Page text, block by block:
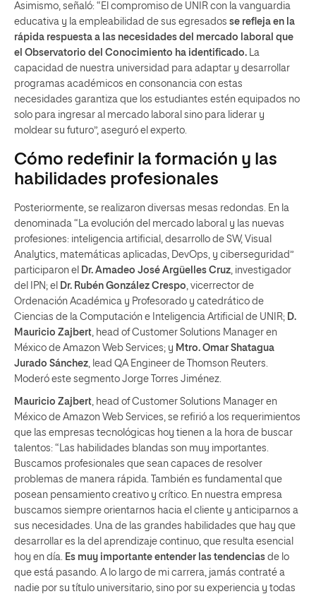
Asimismo, señaló: “El compromiso de UNIR con la vanguardia
educativa y la empleabilidad de sus egresados se refleja en la
rápida respuesta a las necesidades del mercado laboral que
el Observatorio del Conocimiento ha identificado. La
capacidad de nuestra universidad para adaptar y desarrollar
programas académicos en consonancia con estas
necesidades garantiza que los estudiantes estén equipados no
solo para ingresar al mercado laboral sino para liderar y
moldear su futuro”, aseguró el experto.
Cómo redefinir la formación y las
habilidades profesionales
Posteriormente, se realizaron diversas mesas redondas. En la
denominada “La evolución del mercado laboral y las nuevas
profesiones: inteligencia artificial, desarrollo de SW, Visual
Analytics, matemáticas aplicadas, DevOps, y ciberseguridad”
participaron el Dr. Amadeo José Argüelles Cruz , investigador
del IPN; el Dr. Rubén González Crespo , vicerrector de
Ordenación Académica y Profesorado y catedrático de
Ciencias de la Computación e Inteligencia Artificial de UNIR; D.
Mauricio Zajbert , head of Customer Solutions Manager en
México de Amazon Web Services; y Mtro. Omar Shatagua
Jurado Sánchez , lead QA Engineer de Thomson Reuters.
Moderó este segmento Jorge Torres Jiménez.
Mauricio Zajbert , head of Customer Solutions Manager en
México de Amazon Web Services, se refirió a los requerimientos
que las empresas tecnológicas hoy tienen a la hora de buscar
talentos: “Las habilidades blandas son muy importantes.
Buscamos profesionales que sean capaces de resolver
problemas de manera rápida. También es fundamental que
posean pensamiento creativo y crítico. En nuestra empresa
buscamos siempre orientarnos hacia el cliente y anticiparnos a
sus necesidades. Una de las grandes habilidades que hay que
desarrollar es la del aprendizaje continuo, que resulta esencial
hoy en día.
Es muy importante entender las tendencias de lo
que está pasando. A lo largo de mi carrera, jamás contraté a
nadie por su título universitario, sino por su experiencia y todas